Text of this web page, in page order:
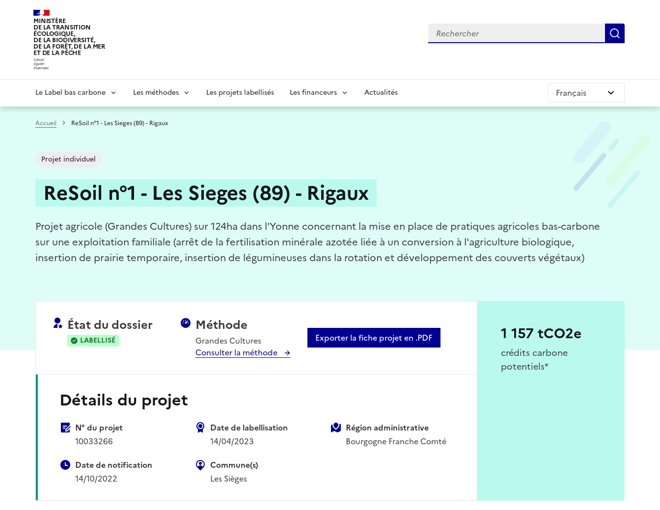
MINISTÈRE
DE LA TRANSITION
ÉCOLOGIQUE,
DE LA BIODIVERSITÉ,
DE LA FORÊT, DE LA MER
ET DE LA PÊCHE
Rechercher
principale
Le Label bas carbone Les méthodes Les projets labellisés Les financeurs Actualités
Accueil ReSoil n°1 - Les Sieges (89) - Rigaux
Projet individuel
ReSoil n°1 - Les Sieges (89) - Rigaux
Projet agricole (Grandes Cultures) sur 124ha dans l'Yonne concernant la mise en place de pratiques agricoles bas-carbone
sur une exploitation familiale (arrêt de la fertilisation minérale azotée liée à un conversion à l'agriculture biologique,
insertion de prairie temporaire, insertion de légumineuses dans la rotation et développement des couverts végétaux)
État du dossier
LABELLISÉ
Méthode
Grandes Cultures
Consulter la méthode
Exporter la fiche projet en .PDF
Détails du projet
N° du projet
10033266
Date de labellisation
14/04/2023
Région administrative
Bourgogne Franche Comté
Date de notification
14/10/2022
Commune(s)
Les Sièges
1 157 tCO2e
crédits carbone
potentiels*